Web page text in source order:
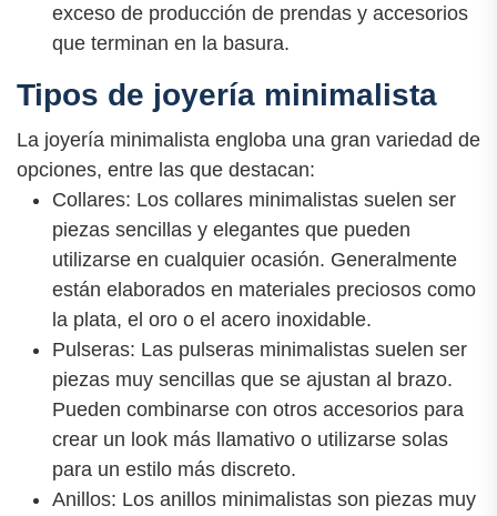
exceso de producción de prendas y accesorios
que terminan en la basura.
Tipos de joyería minimalista
La joyería minimalista engloba una gran variedad de
opciones, entre las que destacan:
Collares: Los collares minimalistas suelen ser
piezas sencillas y elegantes que pueden
utilizarse en cualquier ocasión. Generalmente
están elaborados en materiales preciosos como
la plata, el oro o el acero inoxidable.
Pulseras: Las pulseras minimalistas suelen ser
piezas muy sencillas que se ajustan al brazo.
Pueden combinarse con otros accesorios para
crear un look más llamativo o utilizarse solas
para un estilo más discreto.
Anillos: Los anillos minimalistas son piezas muy